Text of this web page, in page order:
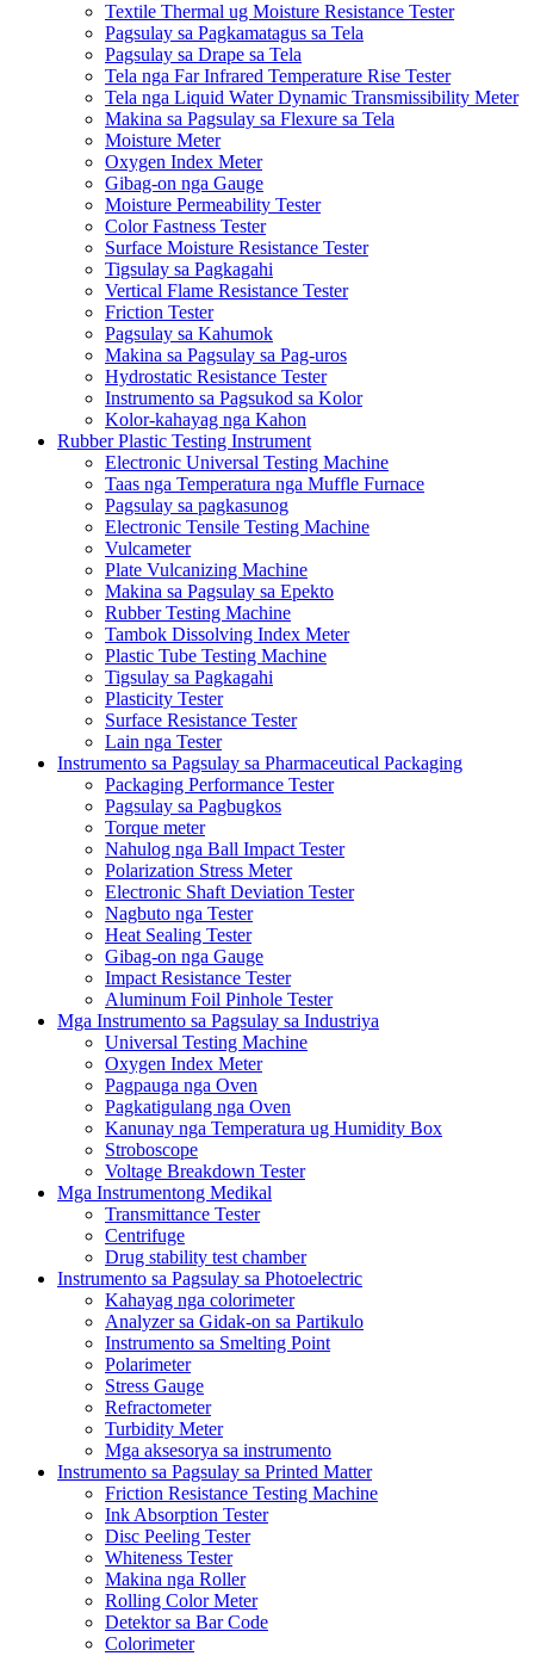
Textile Thermal ug Moisture Resistance Tester
Pagsulay sa Pagkamatagus sa Tela
Pagsulay sa Drape sa Tela
Tela nga Far Infrared Temperature Rise Tester
Tela nga Liquid Water Dynamic Transmissibility Meter
Makina sa Pagsulay sa Flexure sa Tela
Moisture Meter
Oxygen Index Meter
Gibag-on nga Gauge
Moisture Permeability Tester
Color Fastness Tester
Surface Moisture Resistance Tester
Tigsulay sa Pagkagahi
Vertical Flame Resistance Tester
Friction Tester
Pagsulay sa Kahumok
Makina sa Pagsulay sa Pag-uros
Hydrostatic Resistance Tester
Instrumento sa Pagsukod sa Kolor
Kolor-kahayag nga Kahon
Rubber Plastic Testing Instrument
Electronic Universal Testing Machine
Taas nga Temperatura nga Muffle Furnace
Pagsulay sa pagkasunog
Electronic Tensile Testing Machine
Vulcameter
Plate Vulcanizing Machine
Makina sa Pagsulay sa Epekto
Rubber Testing Machine
Tambok Dissolving Index Meter
Plastic Tube Testing Machine
Tigsulay sa Pagkagahi
Plasticity Tester
Surface Resistance Tester
Lain nga Tester
Instrumento sa Pagsulay sa Pharmaceutical Packaging
Packaging Performance Tester
Pagsulay sa Pagbugkos
Torque meter
Nahulog nga Ball Impact Tester
Polarization Stress Meter
Electronic Shaft Deviation Tester
Nagbuto nga Tester
Heat Sealing Tester
Gibag-on nga Gauge
Impact Resistance Tester
Aluminum Foil Pinhole Tester
Mga Instrumento sa Pagsulay sa Industriya
Universal Testing Machine
Oxygen Index Meter
Pagpauga nga Oven
Pagkatigulang nga Oven
Kanunay nga Temperatura ug Humidity Box
Stroboscope
Voltage Breakdown Tester
Mga Instrumentong Medikal
Transmittance Tester
Centrifuge
Drug stability test chamber
Instrumento sa Pagsulay sa Photoelectric
Kahayag nga colorimeter
Analyzer sa Gidak-on sa Partikulo
Instrumento sa Smelting Point
Polarimeter
Stress Gauge
Refractometer
Turbidity Meter
Mga aksesorya sa instrumento
Instrumento sa Pagsulay sa Printed Matter
Friction Resistance Testing Machine
Ink Absorption Tester
Disc Peeling Tester
Whiteness Tester
Makina nga Roller
Rolling Color Meter
Detektor sa Bar Code
Colorimeter